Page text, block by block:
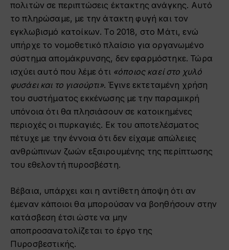
πολιτών σε περιπτώσεις έκτακτης ανάγκης. Αυτό
το πληρώσαμε, με την άτακτη φυγή και τον
εγκλωβισμό κατοίκων. Το 2018, στο Μάτι, ενώ
υπήρχε το νομοθετικό πλαίσιο για οργανωμένο
σύστημα απομάκρυνσης, δεν εφαρμόστηκε. Τώρα
ισχύει αυτό που λέμε ότι «όποιος καεί στο χυλό
φυσάει και το γιαούρτι». Έγινε εκτεταμένη χρήση
του συστήματος εκκένωσης με την παραμικρή
υπόνοια ότι θα πλησιάσουν σε κατοικημένες
περιοχές οι πυρκαγιές. Εκ του αποτελέσματος
πέτυχε με την έννοια ότι δεν είχαμε απώλειες
ανθρώπινων ζωών εξαιρουμένης της περίπτωσης
του εθελοντή πυροσβέστη.
Βέβαια, υπάρχει και η αντίθετη άποψη ότι αν
έμεναν κάποιοι θα μπορούσαν να βοηθήσουν στην
κατάσβεση έτσι ώστε να μην
αποπροσανατολίζεται το έργο της
Πυροσβεστικής.